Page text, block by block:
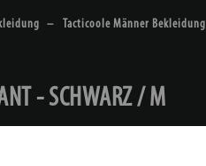
Tacticoole Männer Bekleidung
- SCHWARZ / M